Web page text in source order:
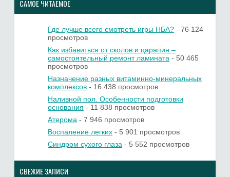
САМОЕ ЧИТАЕМОЕ
Где лучше всего смотреть игры НБА? - 76 124
просмотров
Как избавиться от сколов и царапин –
самостоятельный ремонт ламината - 50 465
просмотров
Назначение разных витаминно-минеральных
комплексов - 16 438 просмотров
Наливной пол. Особенности подготовки
основания - 11 838 просмотров
Атерома - 7 946 просмотров
Воспаление легких - 5 901 просмотров
Синдром сухого глаза - 5 552 просмотров
СВЕЖИЕ ЗАПИСИ